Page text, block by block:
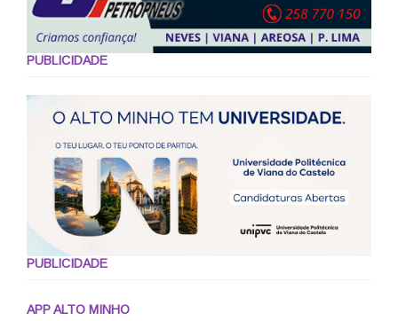
PUBLICIDADE
PUBLICIDADE
APP ALTO MINHO